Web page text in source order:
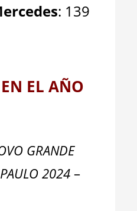
: 139
EL AÑO
GRANDE
2024 –